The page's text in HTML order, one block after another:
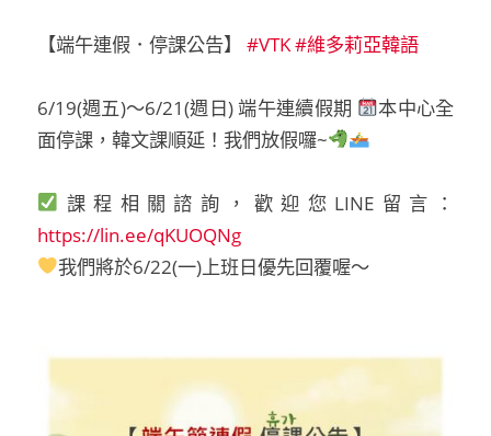
【端午連假．停課公告】 #VTK#維多莉亞韓語
6/19(週五)～6/21(週日) 端午連續假期
本中心全
面停課，韓文課順延！我們放假囉~
課程相關諮詢，歡迎您LINE留言：
https://lin.ee/qKUOQNg
我們將於6/22(一)上班日優先回覆喔～